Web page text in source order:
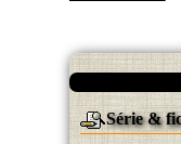
Série &